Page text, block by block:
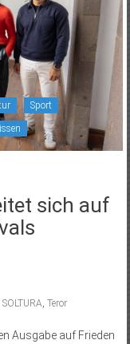
Sport
sich auf
SOLTURA Teror
Ausgabe auf Frieden